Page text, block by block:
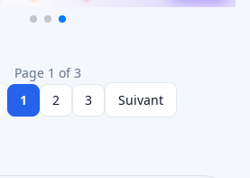
Page 1 of 3
1 2 3 Suivant